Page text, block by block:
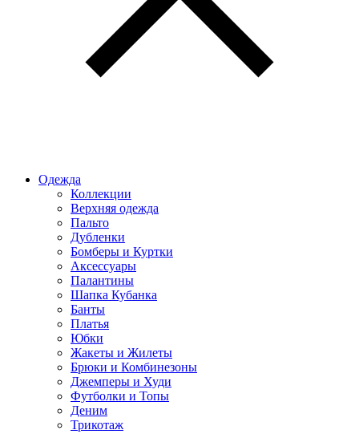
Одежда
Коллекции
Верхняя одежда
Пальто
Дубленки
Бомберы и Куртки
Аксессуары
Палантины
Шапка Кубанка
Банты
Платья
Юбки
Жакеты и Жилеты
Брюки и Комбинезоны
Джемперы и Худи
Футболки и Топы
Деним
Трикотаж